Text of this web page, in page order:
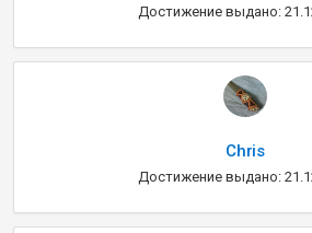
Достижение выдано:
Chris
Достижение выдано: